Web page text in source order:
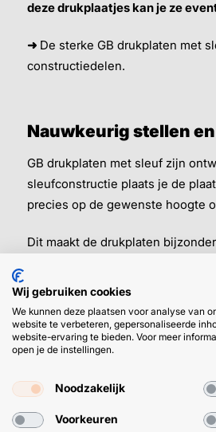
deze drukplaatjes kan je ze
➜ De sterke GB drukplaten met
constructiedelen.
Nauwkeurig stellen
GB drukplaten met sleuf zijn
sleufconstructie plaats je de
precies op de gewenste hoogte
Dit maakt de drukplaten
Kozijnen en raamconstructies
Hout- en regelwerk
Wand- en gevelconstructies
Montage van stelregels en
Omdat de platen maatvast zijn
Wij gebruiken cookies
We kunnen deze plaatsen voor analyse van
website te verbeteren, gepersonaliseerde
website-ervaring te bieden. Voor meer
open je de instellingen.
Noodzakelijk
Voorkeuren